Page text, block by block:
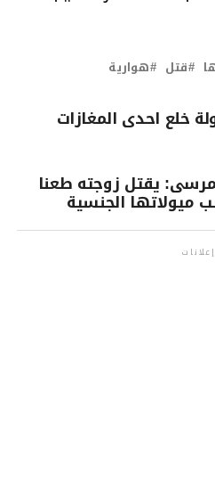
قتل هوارية
خلع احدى المغازات
يقتل زوجته طعنا
الجنسية
إعلانات